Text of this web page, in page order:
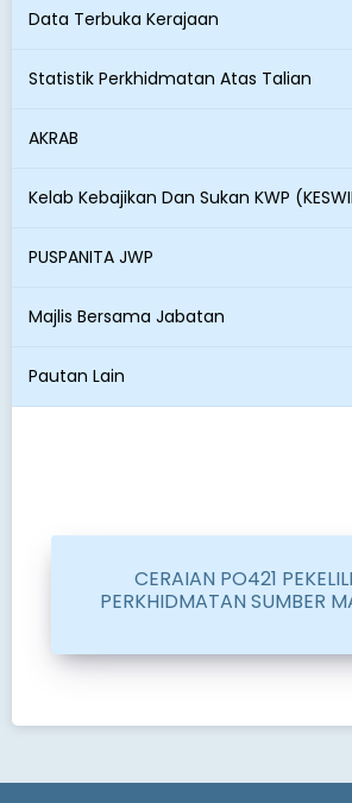
Data Terbuka Kerajaan
Statistik Perkhidmatan Atas Talian
AKRAB
Kelab Kebajikan Dan Sukan KWP
PUSPANITA JWP
Majlis Bersama Jabatan
Pautan Lain
CERAIAN PO421
PERKHIDMATAN SUMBER